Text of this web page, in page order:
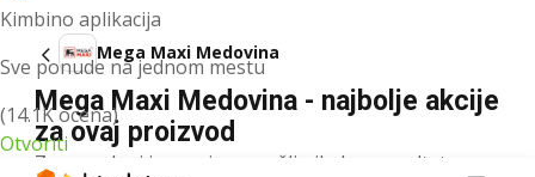
Kimbino aplikacija
Sve ponude na jednom mestu
(14.1K ocena)
Otvoriti
Mega Maxi Medovina
Mega Maxi Medovina - najbolje akcije
za ovaj proizvod
Za navedeni izraz nismo našli nikakav rezultat.